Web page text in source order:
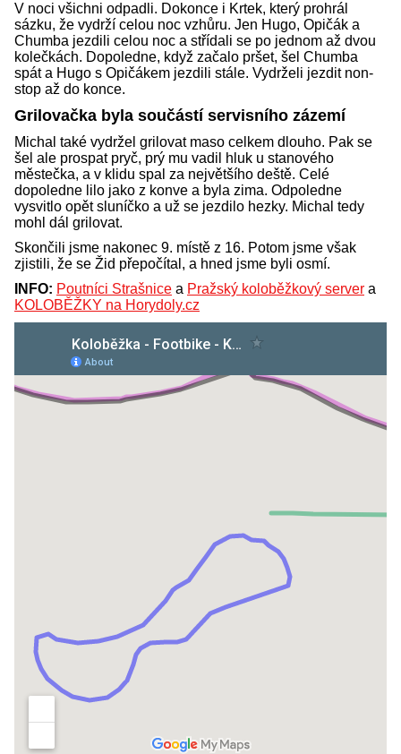
V noci všichni odpadli. Dokonce i Krtek, který prohrál
sázku, že vydrží celou noc vzhůru. Jen Hugo, Opičák a
Chumba jezdili celou noc a střídali se po jednom až dvou
kolečkách. Dopoledne, když začalo pršet, šel Chumba
spát a Hugo s Opičákem jezdili stále. Vydrželi jezdit non-
stop až do konce.
Grilovačka byla součástí servisního zázemí
Michal také vydržel grilovat maso celkem dlouho. Pak se
šel ale prospat pryč, prý mu vadil hluk u stanového
městečka, a v klidu spal za největšího deště. Celé
dopoledne lilo jako z konve a byla zima. Odpoledne
vysvitlo opět sluníčko a už se jezdilo hezky. Michal tedy
mohl dál grilovat.
Skončili jsme nakonec 9. místě z 16. Potom jsme však
zjistili, že se Žid přepočítal, a hned jsme byli osmí.
INFO: Poutníci Strašnice a Pražský koloběžkový server a
KOLOBĚŽKY na Horydoly.cz